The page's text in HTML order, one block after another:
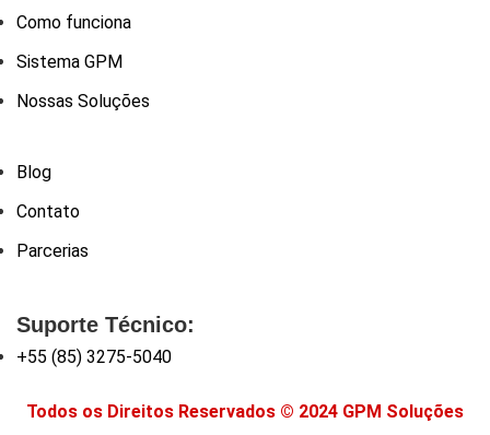
Como funciona
Sistema GPM
Nossas Soluções
Blog
Contato
Parcerias
Suporte Técnico:
+55 (85) 3275-5040
Todos os Direitos Reservados © 2024 GPM Soluções